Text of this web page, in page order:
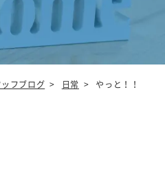
フブログ > 日常 > やっと！！